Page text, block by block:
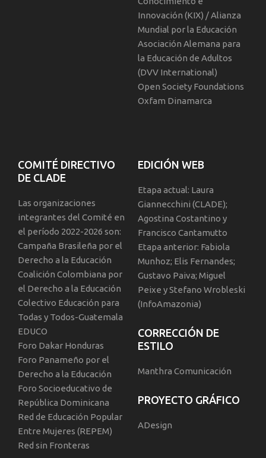
Innovación (KIX) / Alianza
Mundial por la Educación
Asociación Alemana para
la Educación de Adultos
(DVV International)
Open Society Foundations
Oxfam Dinamarca
COMITÉ DIRECTIVO
DE CLADE
Las organizaciones
integrantes del Comité en
el período 2022-2026 son:
Campaña Brasileña por el
Derecho a la Educación
Coalición Colombiana por
el Derecho a la Educación
Colectivo Educación para
Todas y Todos-Guatemala
EDUCO
Foro Dakar Honduras
Foro Panameño por el
Derecho a la Educación
Foro Socioeducativo de
República Dominicana
Red de Educación Popular
Entre Mujeres (REPEM)
Red sin Fronteras
EDICIÓN WEB
Etapa actual: Laura
Giannecchini (CLADE);
Agostina Costantino y
Francisco Cantamutto
Etapa anterior: Fabiola
Munhoz; Elis Fernandes;
Gustavo Paiva; Miguel
Peixe y Stefano Wrobleski
(InfoAmazonia)
CORRECCIÓN DE
ESTILO
Manthra Comunicación
PROYECTO GRÁFICO
ADesign